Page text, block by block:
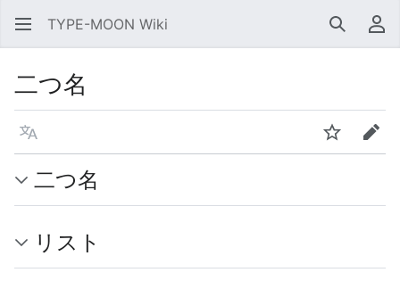
TYPE-MOON Wiki 検索 利
二つ名
言語 ウォッチ編集
二つ名
リスト